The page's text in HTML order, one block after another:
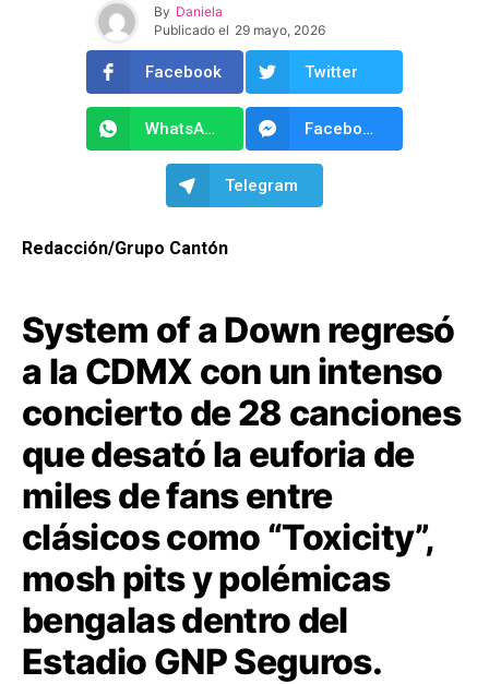
By Daniela
Publicado el 29 mayo, 2026
Facebook Twitter
WhatsApp Facebook Messenger
Telegram
Redacción/Grupo Cantón
System of a Down regresó
a la CDMX con un intenso
concierto de 28 canciones
que desató la euforia de
miles de fans entre
clásicos como “Toxicity”,
mosh pits y polémicas
bengalas dentro del
Estadio GNP Seguros.